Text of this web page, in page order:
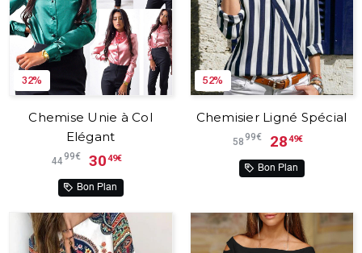
32%
Chemise Unie à Col
Elégant
4499€ 3049€
Bon Plan
52%
Chemisier Ligné Spécial
5899€ 2849€
Bon Plan